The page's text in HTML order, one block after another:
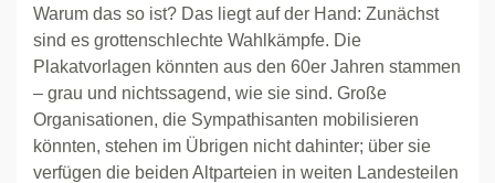
Warum das so ist? Das liegt auf der Hand: Zunächst
sind es grottenschlechte Wahlkämpfe. Die
Plakatvorlagen könnten aus den 60er Jahren stammen
– grau und nichtssagend, wie sie sind. Große
Organisationen, die Sympathisanten mobilisieren
könnten, stehen im Übrigen nicht dahinter; über sie
verfügen die beiden Altparteien in weiten Landesteilen